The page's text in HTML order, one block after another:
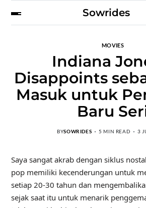
Sowrides
MOVIES
Indiana
Disappoints
Masuk untuk
Baru
BYSOWRIDES 5 MIN READ 3
Saya sangat akrab dengan siklus
pop memiliki kecenderungan untuk
setiap 20-30 tahun dan
sejak saat itu untuk menarik